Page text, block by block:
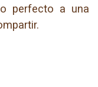
perfecto a una